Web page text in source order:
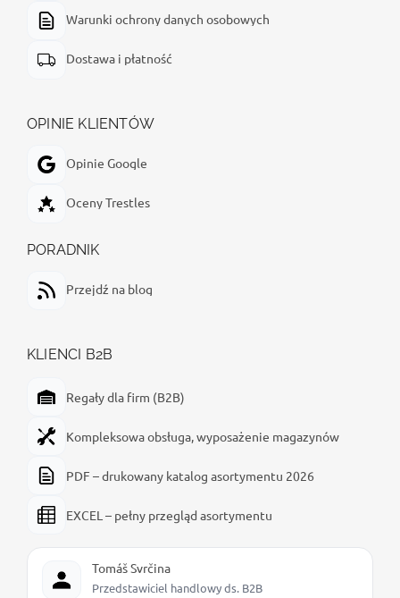
Warunki ochrony danych osobowych
Dostawa i płatność
OPINIE KLIENTÓW
Opinie Google
Oceny Trestles
PORADNIK
Przejdź na blog
KLIENCI B2B
Regały dla firm (B2B)
Kompleksowa obsługa, wyposażenie magazynów
PDF – drukowany katalog asortymentu 2026
EXCEL – pełny przegląd asortymentu
Tomáš Svrčina
Przedstawiciel handlowy ds. B2B